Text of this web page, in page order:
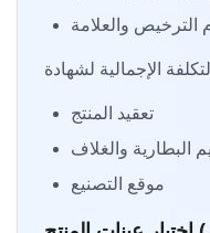
الترخيص والعلامة
تعقيد المنتج
البطارية والغلاف
موقع التصنيع